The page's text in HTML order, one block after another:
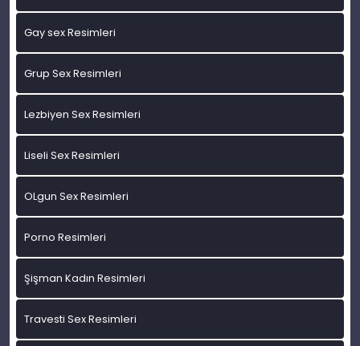
Gay sex Resimleri
Grup Sex Resimleri
Lezbiyen Sex Resimleri
Liseli Sex Resimleri
OLgun Sex Resimleri
Porno Resimleri
Şişman Kadın Resimleri
Travesti Sex Resimleri